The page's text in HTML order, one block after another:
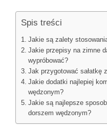
Spis treści
Jakie są zalety
Jakie przepisy na zimne
wypróbować?
Jak przygotować sałatkę
Jakie dodatki najlepiej
wędzonym?
Jakie są najlepsze
dorszem wędzonym?